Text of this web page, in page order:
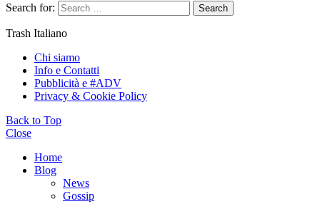
Search for: Search
Trash Italiano
Chi siamo
Info e Contatti
Pubblicità e #ADV
Privacy & Cookie Policy
Back to Top
Close
Home
Blog
News
Gossip